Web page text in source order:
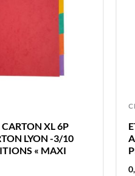
XL 6P
LYON -3/10
« MAXI